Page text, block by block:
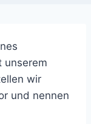
unserem
wir
und nennen